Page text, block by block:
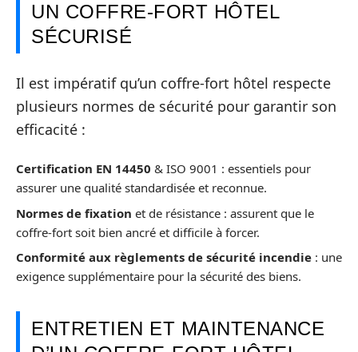
UN COFFRE-FORT HÔTEL
SÉCURISÉ
Il est impératif qu’un coffre-fort hôtel respecte
plusieurs normes de sécurité pour garantir son
efficacité :
Certification EN 14450 & ISO 9001 : essentiels pour
assurer une qualité standardisée et reconnue.
Normes de fixation et de résistance : assurent que le
coffre-fort soit bien ancré et difficile à forcer.
Conformité aux règlements de sécurité incendie : une
exigence supplémentaire pour la sécurité des biens.
ENTRETIEN ET MAINTENANCE